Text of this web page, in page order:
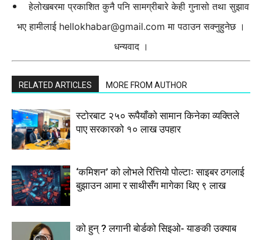
हेलोखबरमा प्रकाशित कुनै पनि सामग्रीबारे केही गुनासो तथा सुझाव
भए हामीलाई hellokhabar@gmail.com मा पठाउन सक्नुहुनेछ ।
धन्यवाद ।
RELATED ARTICLES MORE FROM AUTHOR
स्टाेरबाट २५० रूपैयाँको सामान किनेका व्यक्तिले
पाए सरकारको १० लाख उपहार
‘कमिशन’ को लोभले रित्तियो पोल्टाः साइबर ठगलाई
बुझाउन आमा र साथीसँग मागेका थिए ९ लाख
को हुन् ? लगानी बोर्डको सिइओ- याङकी उक्याब